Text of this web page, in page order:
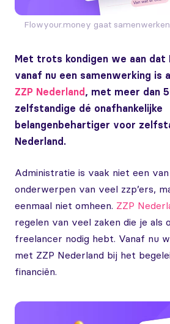
Flowyour.money gaat
Met trots kondigen we aan dat
vanaf nu een samenwerking is
ZZP Nederland , met meer dan
zelfstandige dé onafhankelijke
belangenbehartiger voor
Nederland.
Administratie is vaak niet een
onderwerpen van veel zzp’ers,
eenmaal niet omheen. ZZP
regelen van veel zaken die je als
freelancer nodig hebt. Vanaf nu
met ZZP Nederland bij het
financiën.